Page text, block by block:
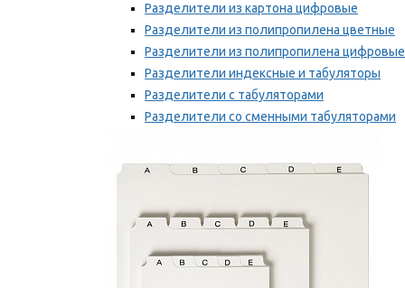
Разделители из картона цифровые
Разделители из полипропилена цветные
Разделители из полипропилена цифровые
Разделители индексные и табуляторы
Разделители с табуляторами
Разделители со сменными табуляторами